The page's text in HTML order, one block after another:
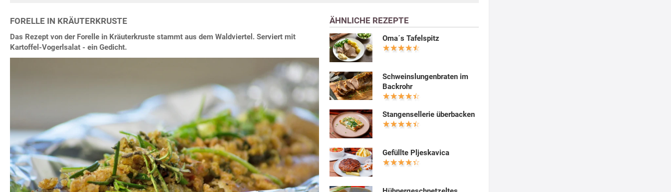
FORELLE IN KRÄUTERKRUSTE
Das Rezept von der Forelle in Kräuterkruste stammt aus dem Waldviertel. Serviert mit
Kartoffel-Vogerlsalat - ein Gedicht.
ÄHNLICHE REZEPTE
Oma´s Tafelspitz
Schweinslungenbraten im
Backrohr
Stangensellerie überbacken
Gefüllte Pljeskavica